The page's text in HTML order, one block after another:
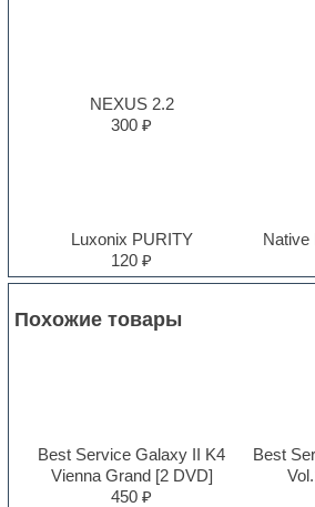
NEXUS 2.2
300 ₽
Luxonix PURITY
120 ₽
Native
Похожие товары
Best Service Galaxy II K4
Vienna Grand [2 DVD]
450 ₽
Best